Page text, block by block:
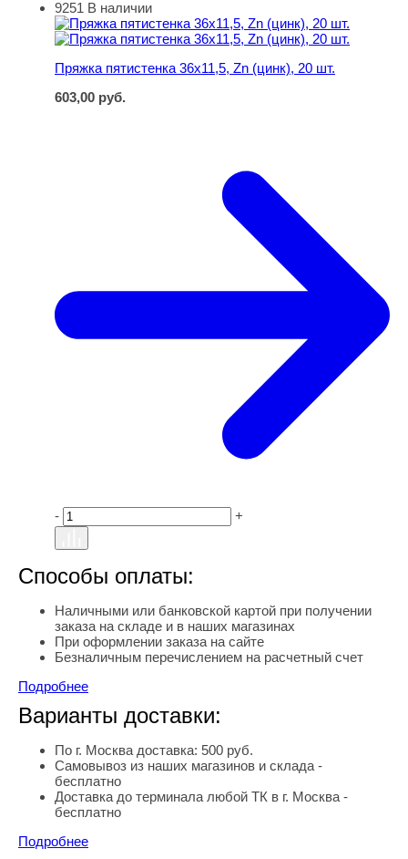
Пряжка пятистенка 36х11,5, Zn (цинк), 20 шт.
9251 В наличии
Пряжка пятистенка 36х11,5, Zn (цинк), 20 шт.
603,00 руб.
- +
Способы оплаты:
Наличными или банковской картой при получении
заказа на складе и в наших магазинах
При оформлении заказа на сайте
Безналичным перечислением на расчетный счет
Подробнее
Варианты доставки:
По г. Москва доставка: 500 руб.
Самовывоз из наших магазинов и склада -
бесплатно
Доставка до терминала любой ТК в г. Москва -
бесплатно
Подробнее